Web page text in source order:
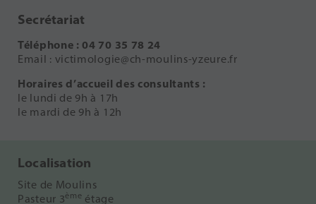
Secrétariat
Téléphone : 04 70 35 78 24
Email : victimologie@ch-moulins-yzeure.fr
Horaires d’accueil des consultants :
le lundi de 9h à 17h
le mardi de 9h à 12h
Localisation
Site de Moulins
Pasteur 3ème étage